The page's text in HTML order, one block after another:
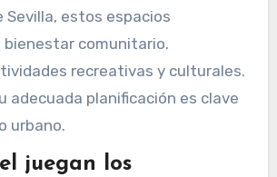
Sevilla, estos espacios
bienestar comunitario.
recreativas y culturales.
adecuada planificación es clave
urbano.
juegan los